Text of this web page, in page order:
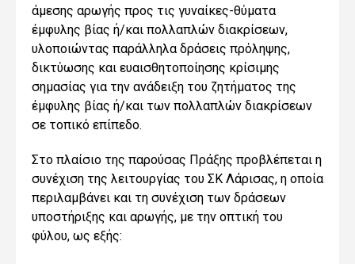
άμεσης αρωγής προς τις γυναίκες-θύματα
έμφυλης βίας ή/και πολλαπλών διακρίσεων,
υλοποιώντας παράλληλα δράσεις πρόληψης,
δικτύωσης και ευαισθητοποίησης κρίσιμης
σημασίας για την ανάδειξη του ζητήματος της
έμφυλης βίας ή/και των πολλαπλών διακρίσεων
σε τοπικό επίπεδο.
Στο πλαίσιο της παρούσας Πράξης προβλέπεται η
συνέχιση της λειτουργίας του ΣΚ Λάρισας, η οποία
περιλαμβάνει και τη συνέχιση των δράσεων
υποστήριξης και αρωγής, με την οπτική του
φύλου, ως εξής: